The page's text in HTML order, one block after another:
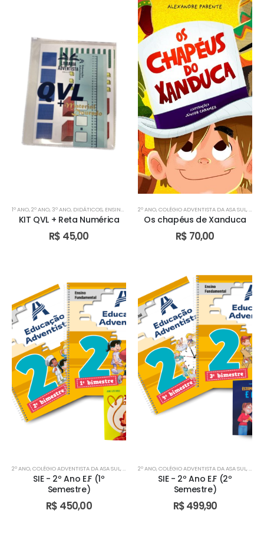
1º ANO,2º ANO,3º ANO, DIDÁTICOS, ENSINO FUNDAMENTAL I ,ESCOLA ADVENTISTA DE
KIT QVL + Reta Numérica
R$ 45,00
2º ANO,COLÉGIO ADVENTISTA DA ASA SUL,
Os chapéus de Xanduca
R$ 70,00
2º ANO,COLÉGIO ADVENTISTA DA ASA SUL,COLÉGIO ADVENTISTA DE ÁGUAS CLARAS,COLÉGIO
SIE - 2º Ano E.F (1º
Semestre)
R$ 450,00
2º ANO,COLÉGIO ADVENTISTA DA ASA SUL,
SIE - 2º Ano E.F (2º
Semestre)
R$499,90